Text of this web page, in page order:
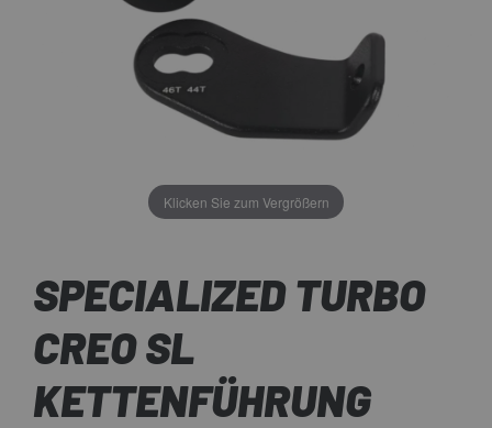
Klicken Sie zum Vergrößern
SPECIALIZED TURBO
CREO SL
KETTENFÜHRUNG